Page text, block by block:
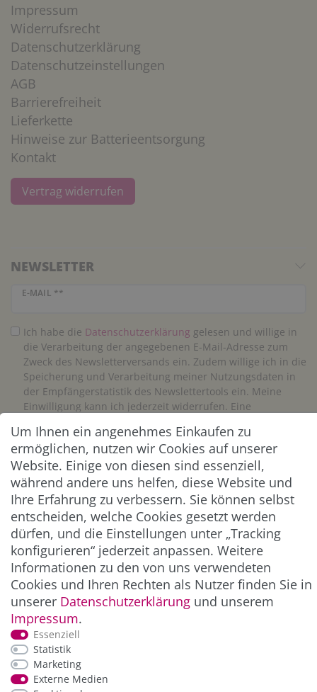
Impressum
Widerrufsrecht
Datenschutzerklärung
Datenschutzeinstellungen
AGB
Barrierefreiheit
Lieferkette
Hinweise zur Batterieentsorgung
Kontakt
Vertrag widerrufen
NEWSLETTER
E-MAIL **
Newsletter Honig
Ich habe die Daten­schutz­erklärung gelesen und willige in
die Verarbeitung der angegebenen E-Mail-Adresse zum
Zweck des Newsletterversands ein. Zudem willige ich in die
Speicherung und Verarbeitung meiner Nutzungsdaten in
der Empfängerstatistik des Newslettertools ein. Meine
Einwilligung kann ich jederzeit widerrufen. Eine
Abonnieren
** Hierbei handelt es sich um ein Pflichtfeld.
ZAHLUNG & VERSAND
*Alle Preise inkl. der gesetzl. MwSt. zzgl.
Um Ihnen ein angenehmes Einkaufen zu
ermöglichen, nutzen wir Cookies auf unserer
Website. Einige von diesen sind essenziell,
während andere uns helfen, diese Website und
Ihre Erfahrung zu verbessern. Sie können selbst
entscheiden, welche Cookies gesetzt werden
dürfen, und die Einstellungen unter „Tracking
konfigurieren“ jederzeit anpassen. Weitere
Informationen zu den von uns verwendeten
Cookies und Ihren Rechten als Nutzer finden Sie in
unserer Daten­schutz­erklärung und unserem
Impressum.
Essenziell
Statistik
Marketing
Externe Medien